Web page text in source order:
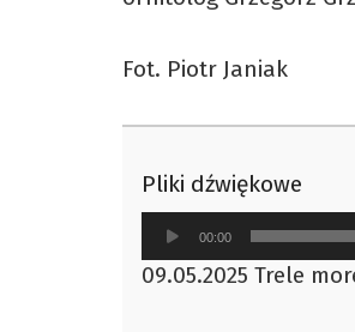
Fot. Piotr Janiak
Pliki dźwiękowe
Odtwarzacz
plików
dźwiękowych
00:00
09.05.2025 Trele